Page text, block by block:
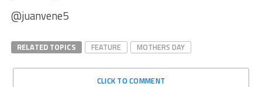
@juanvene5
RELATED TOPICS FEATURE MOTHERS DAY
CLICK TO COMMENT